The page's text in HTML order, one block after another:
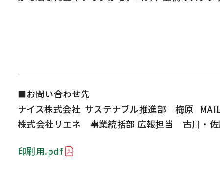
■お問い合わせ先
ナイス株式会社 サステナブル推進部 梅原
株式会社リエネ 事業統括部 広報担当 古川・
印刷用.pdf